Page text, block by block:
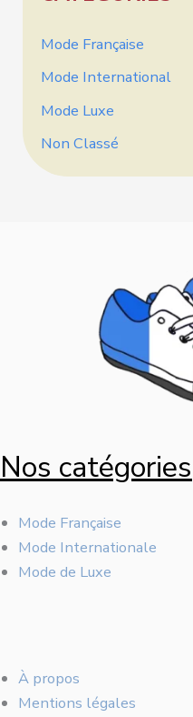
Mode Française
Mode International
Mode Luxe
Non Classé
Nos catégories
Mode Française
Mode Internationale
Mode de Luxe
À propos
Mentions légales